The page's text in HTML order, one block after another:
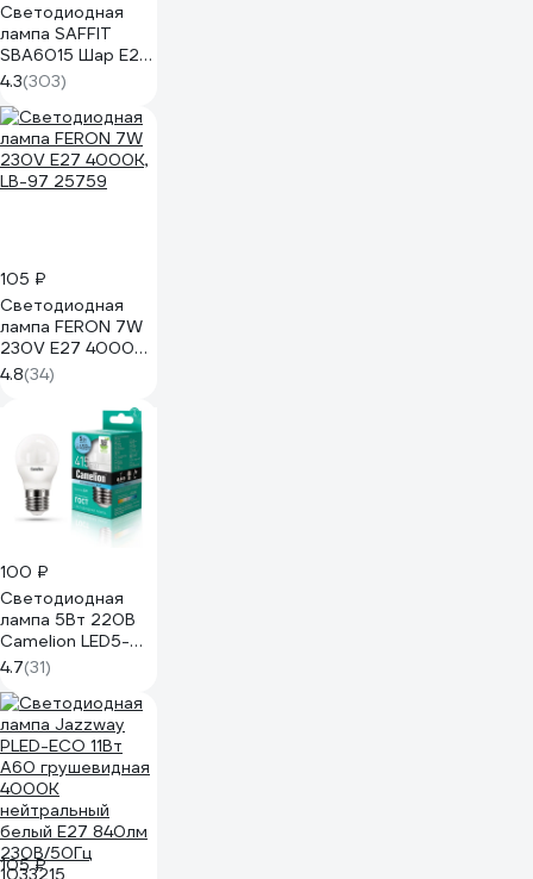
Светодиодная
лампа SAFFIT
SBA6015 Шар E27
15W 4000K 55011
4.3(303)
105 ₽
Светодиодная
лампа FERON 7W
230V E27 4000K,
LB-97 25759
4.8(34)
100 ₽
Светодиодная
лампа 5Вт 220В
Camelion LED5-
G45/845/E27
12030
4.7(31)
105 ₽